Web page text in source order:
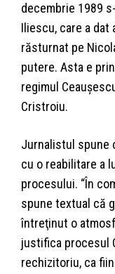
decembrie 1989
Iliescu, care a
răsturnat pe
putere. Asta e
regimul
Cristroiu.
Jurnalistul spune
cu o reabilitare a
procesului. “În
spune textual că
întreţinut o
justifica procesul
rechizitoriu, ca